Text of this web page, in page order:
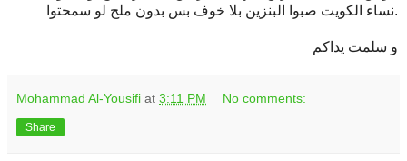
نساء الكويت صبوا البنزين بلا خوف بس بدون ملح لو سمحتوا.
و سلمت يداكم
Mohammad Al-Yousifi at 3:11 PM No comments:
Share